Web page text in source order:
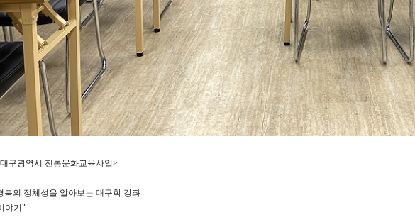
구광역시 전통문화교육사업>
북의 정체성을 알아보는 대구학 강좌
야기"